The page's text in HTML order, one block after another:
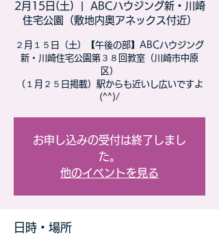
2月15日(土)
ABCハウジング新・川崎
住宅公園（敷地内奥アネックス付近）
２月１５日（土）【午後の部】ABCハウジング
新・川崎住宅公園第３８回教室（川崎市中原
区）
（１月２５日掲載）駅からも近いし広いですよ
(^^)/
お申し込みの受付は終了しまし
た。
他のイベントを見る
日時・場所